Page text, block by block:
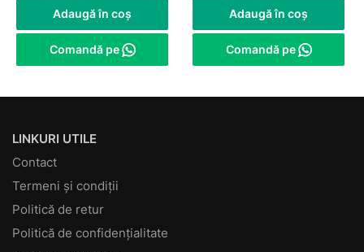
Adaugă în coș
Comandă pe
Adaugă în coș
Comandă pe
LINKURI UTILE
Contact
Termeni și condiții
Politică de retur
Politică de confidențialitate